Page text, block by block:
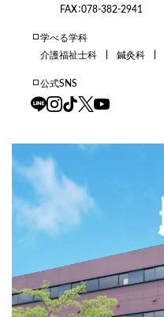
FAX：078-382-2941
学べる学科
介護福祉士科
鍼灸科
公式SNS